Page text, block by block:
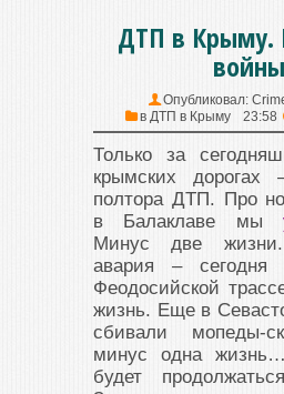
ДТП в Крыму.
войны
Опубликовал:
в ДТП в Крыму 23:58
Только за
крымских дорогах
полтора ДТП. Про
в Балаклаве мы
Минус две
авария –
Феодосийской
жизнь. Еще в
сбивали мопеды-
минус одна
будет